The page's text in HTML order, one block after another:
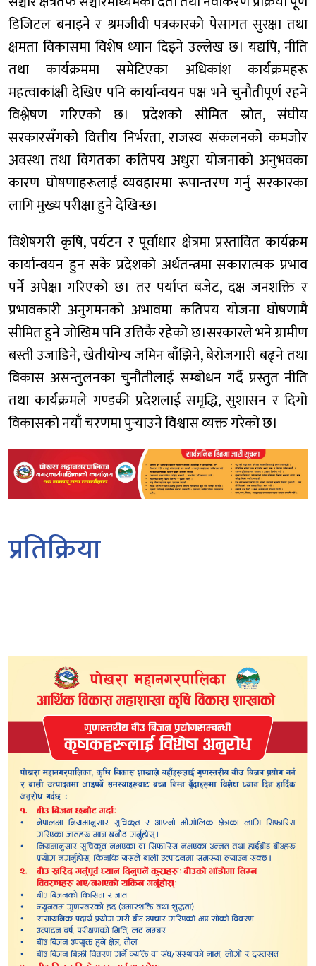
डिजिटल बनाइने र श्रमजीवी पत्रकारको पेसागत सुरक्षा तथा
क्षमता विकासमा विशेष ध्यान दिइने उल्लेख छ। यद्यपि, नीति
तथा कार्यक्रममा समेटिएका अधिकांश कार्यक्रमहरू
महत्वाकांक्षी देखिए पनि कार्यान्वयन पक्ष भने चुनौतीपूर्ण रहने
विश्लेषण गरिएको छ। प्रदेशको सीमित स्रोत, संघीय
सरकारसँगको वित्तीय निर्भरता, राजस्व संकलनको कमजोर
अवस्था तथा विगतका कतिपय अधुरा योजनाको अनुभवका
कारण घोषणाहरूलाई व्यवहारमा रूपान्तरण गर्नु सरकारका
लागि मुख्य परीक्षा हुने देखिन्छ।
विशेषगरी कृषि, पर्यटन र पूर्वाधार क्षेत्रमा प्रस्तावित कार्यक्रम
कार्यान्वयन हुन सके प्रदेशको अर्थतन्त्रमा सकारात्मक प्रभाव
पर्ने अपेक्षा गरिएको छ। तर पर्याप्त बजेट, दक्ष जनशक्ति र
प्रभावकारी अनुगमनको अभावमा कतिपय योजना घोषणामै
सीमित हुने जोखिम पनि उत्तिकै रहेको छ।सरकारले भने ग्रामीण
बस्ती उजाडिने, खेतीयोग्य जमिन बाँझिने, बेरोजगारी बढ्ने तथा
विकास असन्तुलनका चुनौतीलाई सम्बोधन गर्दै प्रस्तुत नीति
तथा कार्यक्रमले गण्डकी प्रदेशलाई समृद्धि, सुशासन र दिगो
विकासको नयाँ चरणमा पुर्‍याउने विश्वास व्यक्त गरेको छ।
प्रतिक्रिया